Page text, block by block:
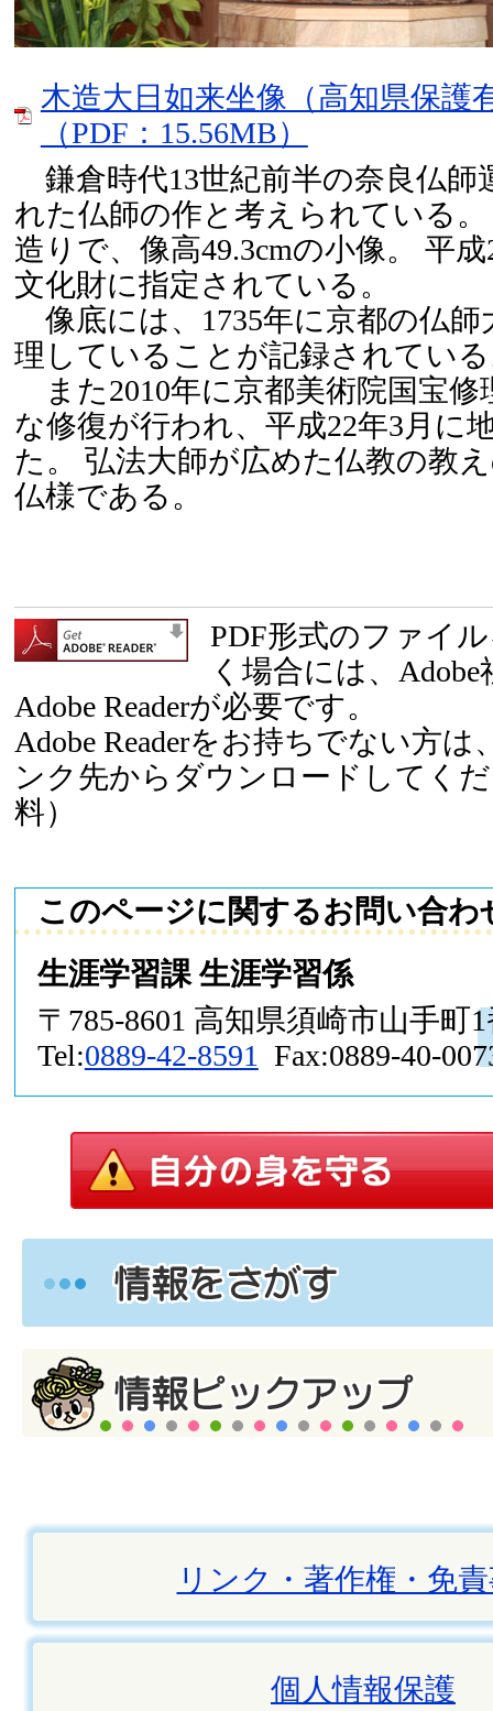
木造大日如来坐像（高知県保護
（PDF：15.56MB）
鎌倉時代13世紀前半の奈良仏師
れた仏師の作と考えられている
造りで、像高49.3cmの小像。 平
文化財に指定されている。
像底には、1735年に京都の仏師
理していることが記録されてい
また2010年に京都美術院国宝修
な修復が行われ、平成22年3月に
た。 弘法大師が広めた仏教の教
仏様である。
PDF形式のファイ
く場合には、
Adobe Readerが必要です。
Adobe Readerをお持ちでない方は
ンク先からダウンロードしてく
料）
このページに関するお問い合わ
生涯学習課 生涯学習係
〒785-8601 高知県須崎市山手町
Tel:0889-42-8591 Fax:0889-40-
リンク・著作権・免
個人情報保護